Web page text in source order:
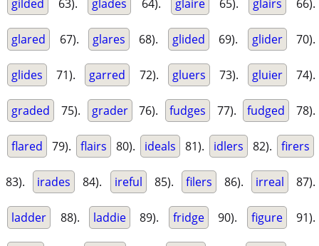
gilded 63). glades 64). glaire 65). glairs 66).
glared 67). glares 68). glided 69). glider 70).
glides 71). garred 72). gluers 73). gluier 74).
graded 75). grader 76). fudges 77). fudged 78).
flared 79). flairs 80). ideals 81). idlers 82). firers
83). irades 84). ireful 85). filers 86). irreal 87).
ladder 88). laddie 89). fridge 90). figure 91).